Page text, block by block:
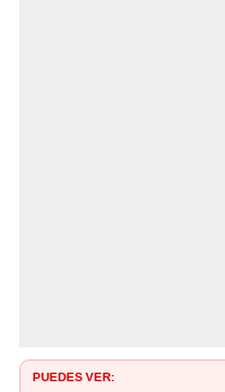
PUEDES VER: